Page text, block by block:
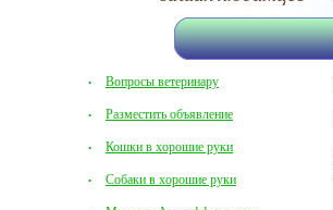
Вопросы ветеринару
Разместить объявление
Кошки в хорошие руки
Собаки в хорошие руки